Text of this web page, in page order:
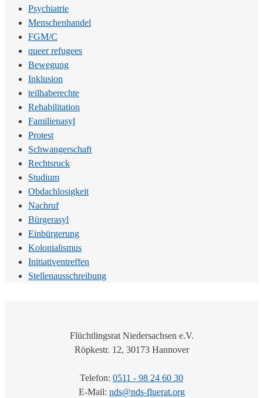
Psychiatrie
Menschenhandel
FGM/C
queer refugees
Bewegung
Inklusion
teilhaberechte
Rehabilitation
Familienasyl
Protest
Schwangerschaft
Rechtsruck
Studium
Obdachlosigkeit
Nachruf
Bürgerasyl
Einbürgerung
Kolonialismus
Initiativentreffen
Stellenausschreibung
Flüchtlingsrat Niedersachsen e.V.
Röpkestr. 12, 30173 Hannover
Telefon: 0511 - 98 24 60 30
E-Mail: nds@nds-fluerat.org